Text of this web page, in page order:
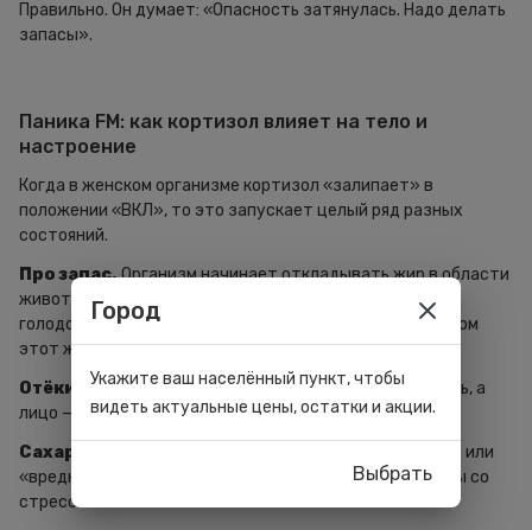
Правильно. Он думает: «Опасность затянулась. Надо делать
запасы».
Паника FM: как кортизол влияет на тело и
настроение
Когда в женском организме кортизол «залипает» в
положении «ВКЛ», то это запускает целый ряд разных
состояний.
Про запас.Организм начинает откладывать жир в области
живота. Это стратегический запас на случай долгой
голодовки, так как стресс = голод для мозга. И фитнесом
этот животик убирается очень тяжело.
Отёки.
Кортизол задерживает воду. Вы просыпаетесь, а
лицо — как подушка.
Сахарные качели.
Вам постоянно хочется сладкого или
«вредного». Мозг требует быстрой энергии для борьбы со
стрессом.
Город
Укажите ваш населённый пункт, чтобы
видеть актуальные цены, остатки и акции.
Выбрать